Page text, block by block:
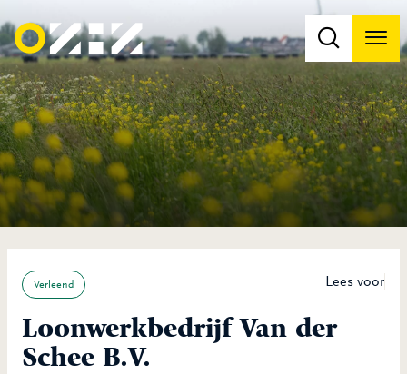
Lees voor
Verleend
Loonwerkbedrijf Van der
Schee B.V.